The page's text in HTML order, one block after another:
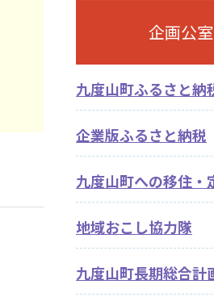
企画公室
九度山町ふるさと納
企業版ふるさと納税
九度山町への移住・
地域おこし協力隊
九度山町長期総合計